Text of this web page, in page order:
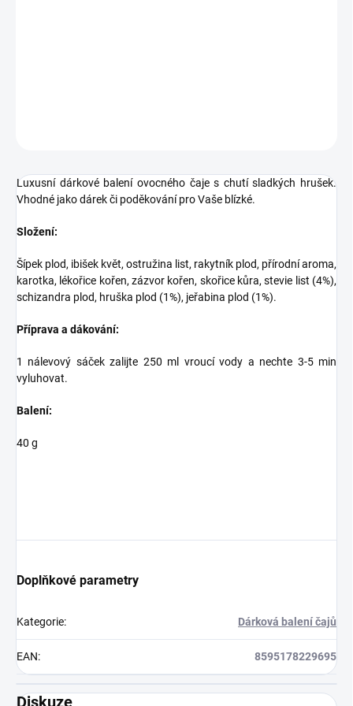
Luxusní dárkové balení ovocného čaje s chutí sladkých hrušek.
Vhodné jako dárek či poděkování pro Vaše blízké.
Složení:
Šípek plod, ibišek květ, ostružina list, rakytník plod, přírodní aroma,
karotka, lékořice kořen, zázvor kořen, skořice kůra, stevie list (4%),
schizandra plod, hruška plod (1%), jeřabina plod (1%).
Příprava a dákování:
1 nálevový sáček zalijte 250 ml vroucí vody a nechte 3-5 min
vyluhovat.
Balení:
40 g
Doplňkové parametry
Kategorie: Dárková balení čajů
EAN: 8595178229695